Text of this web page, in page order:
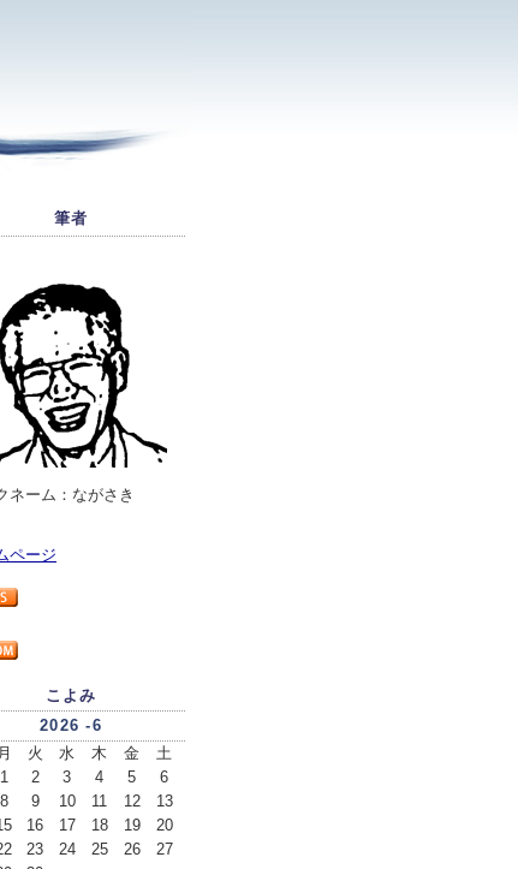
筆者
ネーム：ながさき
ページ
こよみ
2026 -6
月 火 水 木 金
土
1
2 3 4 5
6
8 9 10 11 12
13
16 17 18 19
20
23 24 25 26
27